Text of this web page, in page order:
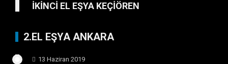
İKİNCİ EL EŞYA KEÇİÖREN
2.EL EŞYA ANKARA
13 Haziran 2019